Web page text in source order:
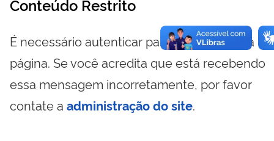
Conteúdo Restrito
É necessário autenticar para visualizar essa
página. Se você acredita que está recebendo
essa mensagem incorretamente, por favor
contate a administração do site.